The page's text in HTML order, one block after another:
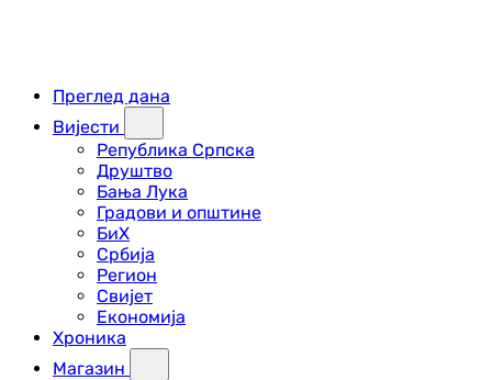
Преглед дана
Вијести
Република Српска
Друштво
Бања Лука
Градови и општине
БиХ
Србија
Регион
Свијет
Економија
Хроника
Магазин